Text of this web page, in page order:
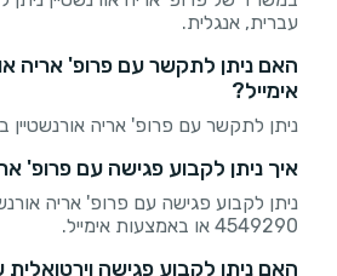
עברית, אנגלית.
האם ניתן לתקשר עם פרופ' אריה
אימייל?
ניתן לתקשר עם פרופ' אריה אורנשטיין
איך ניתן לקבוע פגישה עם פרופ'
4549290 או באמצעות אימייל.
האם ניתן לקבוע פגישה